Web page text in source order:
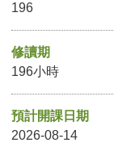
196
修讀期
196小時
預計開課日期
2026-08-14